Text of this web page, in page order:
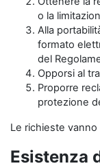
o la
Alla
formato
del
Opporsi al
Proporre
protezione
Le richieste
Esistenza